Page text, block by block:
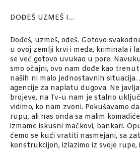
DOĐEŠ UZMEŠ I…
Dođeš, uzmeš, odeš. Gotovo
u ovoj zemlji krvi i meda, kriminala i
se već gotovo uvukao u pore.
smo očajni, ovo nam dođe kao
naših ni malo jednostavnih situacija.
agencije za naplatu dugova. Ne
brojeve, na Tv-u nam je stalno
vidimo, ko nam zvoni. Pokušavamo
rupu, ali nas onda sa malim
izmame iskusni mačkovi, bankari.
ćemo se kući vratiti nasmejani, sa
konstrukcijon, izlazimo iz svoje rupe,